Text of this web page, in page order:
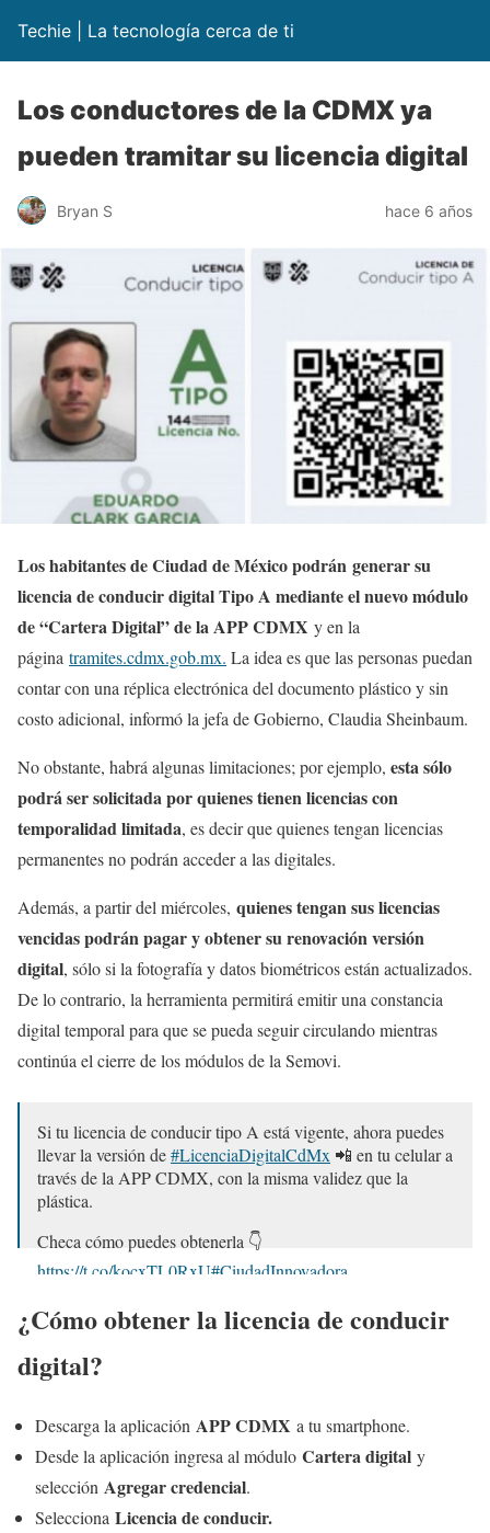
Techie | La tecnología cerca de ti
Los conductores de la CDMX ya
pueden tramitar su licencia digital
Bryan S hace 6 años
Los habitantes de Ciudad de México podrán generar su
licencia de conducir digital Tipo A mediante el nuevo módulo
de “Cartera Digital” de la APP CDMX y en la
página tramites.cdmx.gob.mx. La idea es que las personas puedan
contar con una réplica electrónica del documento plástico y sin
costo adicional, informó la jefa de Gobierno, Claudia Sheinbaum.
No obstante, habrá algunas limitaciones; por ejemplo, esta sólo
podrá ser solicitada por quienes tienen licencias con
temporalidad limitada, es decir que quienes tengan licencias
permanentes no podrán acceder a las digitales.
Además, a partir del miércoles, quienes tengan sus licencias
vencidas podrán pagar y obtener su renovación versión
digital, sólo si la fotografía y datos biométricos están actualizados.
De lo contrario, la herramienta permitirá emitir una constancia
digital temporal para que se pueda seguir circulando mientras
continúa el cierre de los módulos de la Semovi.
Si tu licencia de conducir tipo A está vigente, ahora puedes
llevar la versión de#LicenciaDigitalCdMx 📲 en tu celular a
través de la APP CDMX, con la misma validez que la
plástica.
Checa cómo puedes obtenerla 👇
https://t.co/kocxTL0RxU#CiudadInnovadora
— Gobierno CDMX (@GobCDMX)December 13, 2020
¿Cómo obtener la licencia de conducir
digital?
Descarga la aplicación APP CDMX a tu smartphone.
Desde la aplicación ingresa al módulo Cartera digital y
selección Agregar credencial.
Selecciona Licencia de conducir.